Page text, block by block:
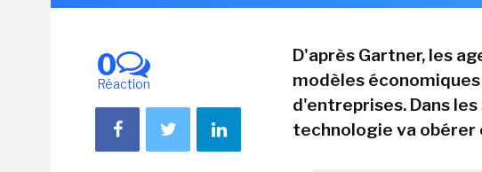
0
Réaction
D'après Gartner, les
modèles
d'entreprises. Dans
technologie va obérer